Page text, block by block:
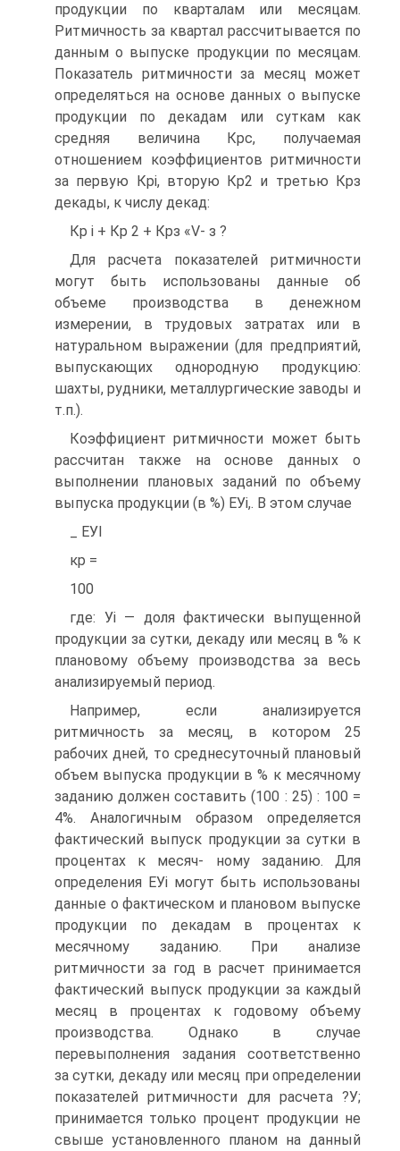
продукции по кварталам или месяцам.
Ритмичность за квартал рассчитывается по
данным о выпуске продукции по месяцам.
Показатель ритмичности за месяц может
определяться на основе данных о выпуске
продукции по декадам или суткам как
средняя величина Крс, получаемая
отношением коэффициентов ритмичности
за первую Крі, вторую Кр2 и третью Крз
декады, к числу декад:
Кр і + Кр 2 + Крз «V- з ?
Для расчета показателей ритмичности
могут быть использованы данные об
объеме производства в денежном
измерении, в трудовых затратах или в
натуральном выражении (для предприятий,
выпускающих однородную продукцию:
шахты, рудники, металлургические заводы и
т.п.).
Коэффициент ритмичности может быть
рассчитан также на основе данных о
выполнении плановых заданий по объему
выпуска продукции (в %) ЕУі,. В этом случае
_ ЕУІ
кр =
100
где: Уі — доля фактически выпущенной
продукции за сутки, декаду или месяц в % к
плановому объему производства за весь
анализируемый период.
Например, если анализируется
ритмичность за месяц, в котором 25
рабочих дней, то среднесуточный плановый
объем выпуска продукции в % к месячному
заданию должен составить (100 : 25) : 100 =
4%. Аналогичным образом определяется
фактический выпуск продукции за сутки в
процентах к месяч- ному заданию. Для
определения ЕУі могут быть использованы
данные о фактическом и плановом выпуске
продукции по декадам в процентах к
месячному заданию. При анализе
ритмичности за год в расчет принимается
фактический выпуск продукции за каждый
месяц в процентах к годовому объему
производства. Однако в случае
перевыполнения задания соответственно
за сутки, декаду или месяц при определении
показателей ритмичности для расчета ?У;
принимается только процент продукции не
свыше установленного планом на данный